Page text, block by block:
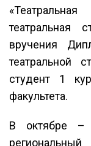
театральная
вручения
театральной
студент 1
факультета.
В октябре –